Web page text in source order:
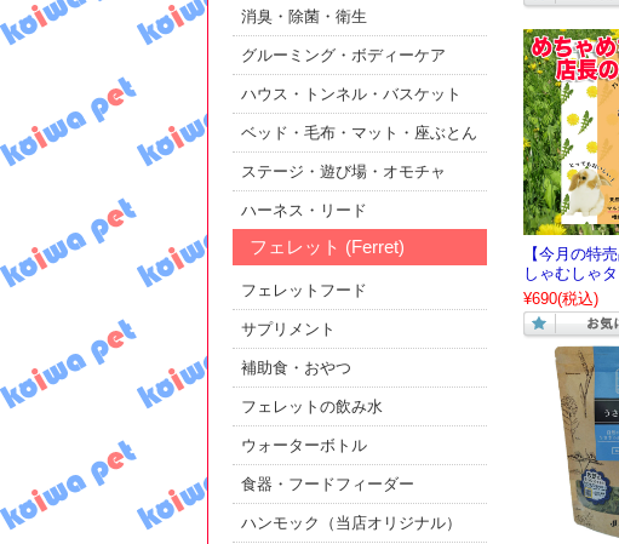
【今月の特
しゃむしゃ
¥690(税込)
消臭・除菌・衛生
グルーミング・ボディーケア
ハウス・トンネル・バスケット
ベッド・毛布・マット・座ぶとん
ステージ・遊び場・オモチャ
ハーネス・リード
フェレット (Ferret)
フェレットフード
サプリメント
補助食・おやつ
フェレットの飲み水
ウォーターボトル
食器・フードフィーダー
ハンモック（当店オリジナル）